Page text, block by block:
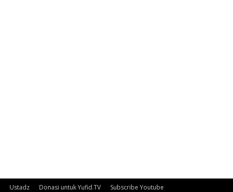
Ustadz Donasi untuk Yufid.TV Subscribe Youtube